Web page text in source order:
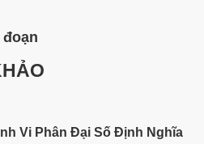
Vi Phân Đại Số Định Nghĩa